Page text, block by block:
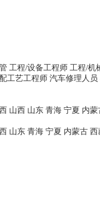
工程/设备工程师 工程/机
工艺工程师 汽车修理人员
山西 山东 青海 宁夏 内蒙
山东 青海 宁夏 内蒙古 西